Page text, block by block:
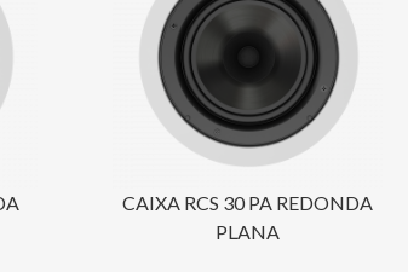
CAIXA RCS 30 PA REDONDA
PLANA